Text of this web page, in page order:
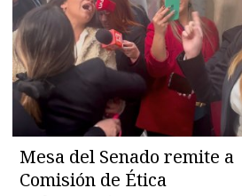
Mesa del Senado remite a
Comisión de Ética